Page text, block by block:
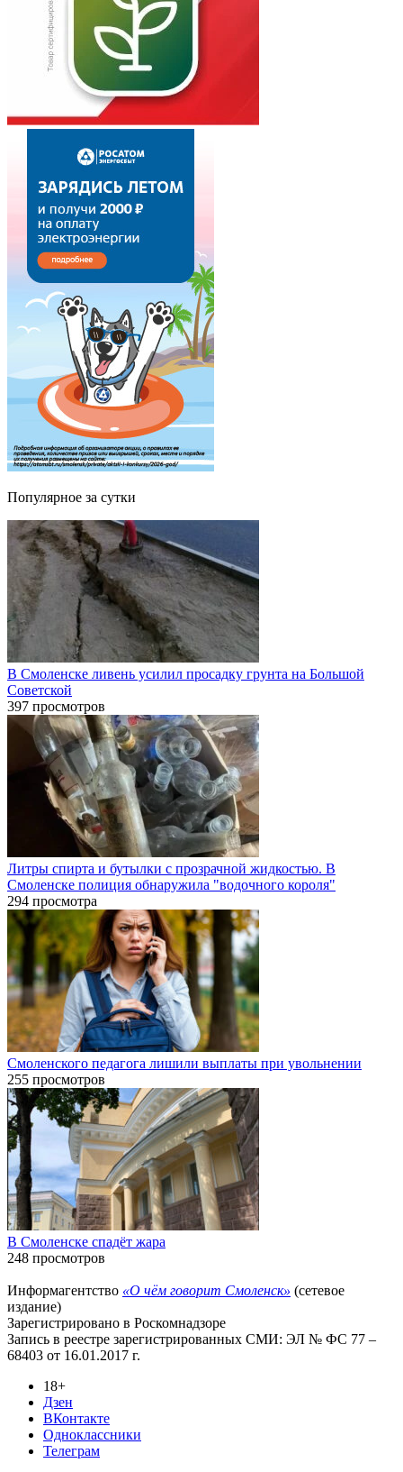
Популярное за сутки
В Смоленске ливень усилил просадку грунта на Большой
Советской
397 просмотров
Литры спирта и бутылки с прозрачной жидкостью. В
Смоленске полиция обнаружила "водочного короля"
294 просмотра
Смоленского педагога лишили выплаты при увольнении
255 просмотров
В Смоленске спадёт жара
248 просмотров
Информагентство «О чём говорит Смоленск» (сетевое
издание)
Зарегистрировано в Роскомнадзоре
Запись в реестре зарегистрированных СМИ: ЭЛ № ФС 77 –
68403 от 16.01.2017 г.
18+
Дзен
ВКонтакте
Одноклассники
Телеграм